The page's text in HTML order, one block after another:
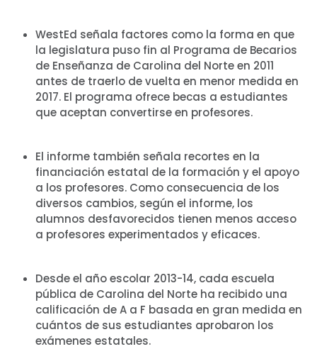
Take Back the Courts
Trabaja con nosotros
Pulse
Su fiesta
Acción
WestEd señala factores como la forma en que
la legislatura puso fin al Programa de Becarios
de Enseñanza de Carolina del Norte en 2011
antes de traerlo de vuelta en menor medida en
2017. El programa ofrece becas a estudiantes
que aceptan convertirse en profesores.
El informe también señala recortes en la
financiación estatal de la formación y el apoyo
a los profesores. Como consecuencia de los
diversos cambios, según el informe, los
alumnos desfavorecidos tienen menos acceso
a profesores experimentados y eficaces.
Desde el año escolar 2013-14, cada escuela
pública de Carolina del Norte ha recibido una
calificación de A a F basada en gran medida en
cuántos de sus estudiantes aprobaron los
exámenes estatales.